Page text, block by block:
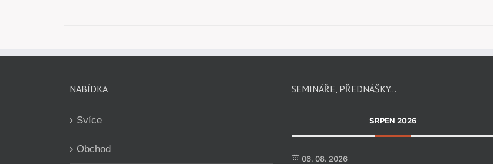
NABÍDKA
Svíce
Obchod
SEMINÁŘE, PŘEDNÁŠKY…
SRPEN 2026
06. 08. 2026